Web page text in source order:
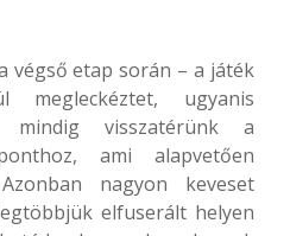
végső etap során – a játék
megleckéztet, ugyanis
mindig visszatérünk a
ami alapvetően
nagyon keveset
elfuserált helyen